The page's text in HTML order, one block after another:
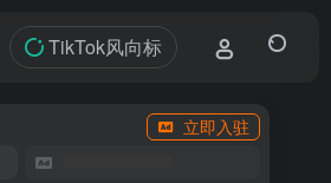
TikTok风向标
立即入驻